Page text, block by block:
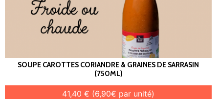
SOUPE CAROTTES CORIANDRE & GRAINES DE SARRASIN
(750ML)
41,40 € (6,90€ par unité)